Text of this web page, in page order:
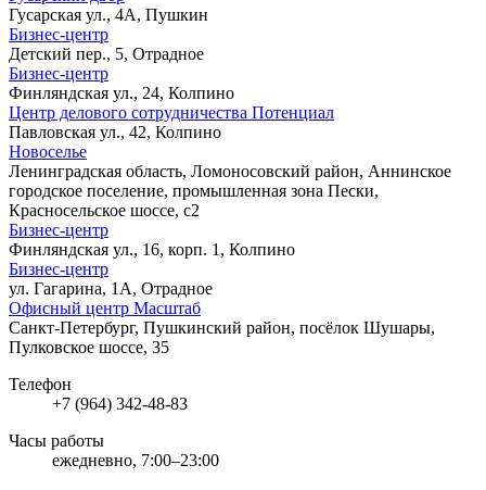
Гусарская ул., 4А, Пушкин
Бизнес-центр
Детский пер., 5, Отрадное
Бизнес-центр
Финляндская ул., 24, Колпино
Центр делового сотрудничества Потенциал
Павловская ул., 42, Колпино
Новоселье
Ленинградская область, Ломоносовский район, Аннинское
городское поселение, промышленная зона Пески,
Красносельское шоссе, с2
Бизнес-центр
Финляндская ул., 16, корп. 1, Колпино
Бизнес-центр
ул. Гагарина, 1А, Отрадное
Офисный центр Масштаб
Санкт-Петербург, Пушкинский район, посёлок Шушары,
Пулковское шоссе, 35
Телефон
+7 (964) 342-48-83
Часы работы
ежедневно, 7:00–23:00